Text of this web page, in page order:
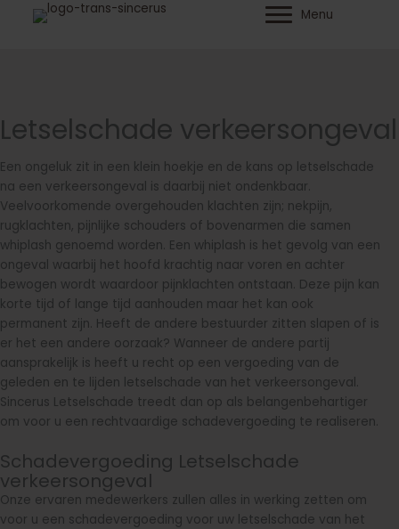
Menu
Letselschade verkeersongeval
Een ongeluk zit in een klein hoekje en de kans op letselschade
na een verkeersongeval is daarbij niet ondenkbaar.
Veelvoorkomende overgehouden klachten zijn; nekpijn,
rugklachten, pijnlijke schouders of bovenarmen die samen
whiplash genoemd worden. Een whiplash is het gevolg van een
ongeval waarbij het hoofd krachtig naar voren en achter
bewogen wordt waardoor pijnklachten ontstaan. Deze pijn kan
korte tijd of lange tijd aanhouden maar het kan ook
permanent zijn. Heeft de andere bestuurder zitten slapen of is
er het een andere oorzaak? Wanneer de andere partij
aansprakelijk is heeft u recht op een vergoeding van de
geleden en te lijden letselschade van het verkeersongeval.
Sincerus Letselschade treedt dan op als belangenbehartiger
om voor u een rechtvaardige schadevergoeding te realiseren.
Schadevergoeding Letselschade
verkeersongeval
Onze ervaren medewerkers zullen alles in werking zetten om
voor u een schadevergoeding voor uw letselschade van het